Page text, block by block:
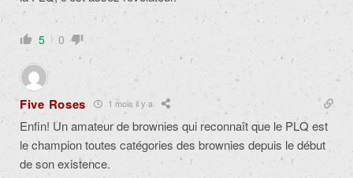
5 0
Five Roses 1 mois il y a
Enfin! Un amateur de brownies qui reconnaît que le PLQ est
le champion toutes catégories des brownies depuis le début
de son existence.